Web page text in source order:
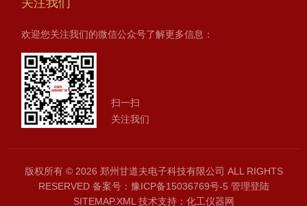
欢迎您关注我们的微信公众号了解更多信息：
扫一扫
关注我们
版权所有 © 2026 郑州甘道夫电子科技有限公司 ALL RIGHTS
RESERVED 备案号：豫ICP备15036769号-5 管理登陆
SITEMAP.XML 技术支持： 化工仪器网